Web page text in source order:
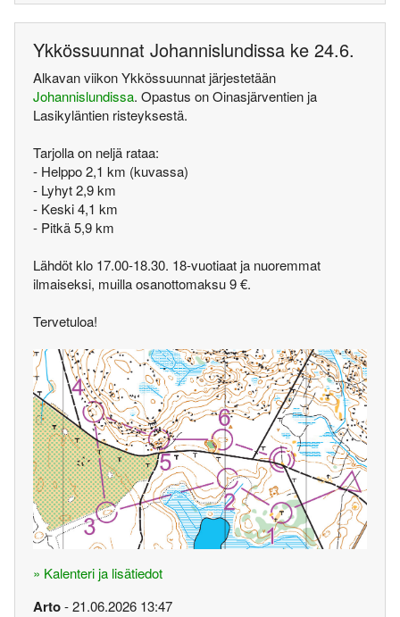
Ykkössuunnat Johannislundissa ke 24.6.
Alkavan viikon Ykkössuunnat järjestetään
Johannislundissa. Opastus on Oinasjärventien ja
Lasikyläntien risteyksestä.
Tarjolla on neljä rataa:
- Helppo 2,1 km (kuvassa)
- Lyhyt 2,9 km
- Keski 4,1 km
- Pitkä 5,9 km
Lähdöt klo 17.00-18.30. 18-vuotiaat ja nuoremmat
ilmaiseksi, muilla osanottomaksu 9 €.
Tervetuloa!
» Kalenteri ja lisätiedot
Arto- 21.06.2026 13:47